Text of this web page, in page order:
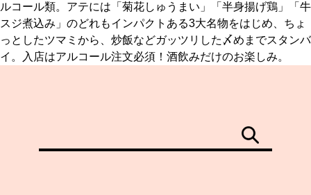
ルコール類。アテには「菊花しゅうまい」「半身揚げ鶏」「牛
スジ煮込み」のどれもインパクトある3大名物をはじめ、ちょ
っとしたツマミから、炒飯などガッツリした〆めまでスタンバ
イ。入店はアルコール注文必須！酒飲みだけのお楽しみ。